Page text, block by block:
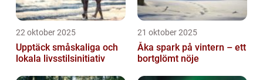
22 oktober 2025
Upptäck småskaliga och
lokala livsstilsinitiativ
21 oktober 2025
Åka spark på vintern – ett
bortglömt nöje